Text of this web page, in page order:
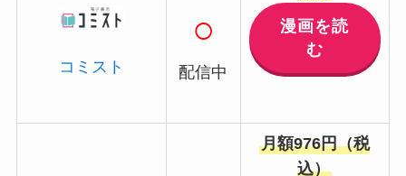
コミスト
○
配信中
漫画を読
む
月額976円（税
込）